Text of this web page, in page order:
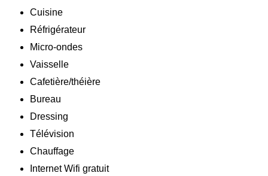
Cuisine
Réfrigérateur
Micro-ondes
Vaisselle
Cafetière/théière
Bureau
Dressing
Télévision
Chauffage
Internet Wifi gratuit